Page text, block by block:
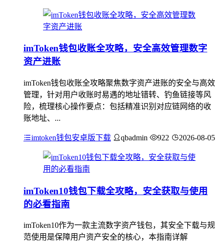
imToken钱包收账全攻略，安全高效管理数字
资产进账
imToken钱包收账全攻略聚焦数字资产进账的安全与高效
管理，针对用户收账时易遇的地址错转、钓鱼链接等风
险，梳理核心操作要点：包括精准识别对应链网络的收
账地址、...
imtoken钱包安卓版下载 qbadmin 922 2026-08-05
imToken10钱包下载全攻略，安全获取与使用
的必看指南
imToken10作为一款主流数字资产钱包，其安全下载与规
范使用是保障用户资产安全的核心，本指南详解